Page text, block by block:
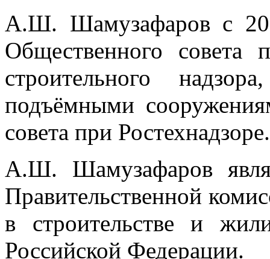
А.Ш. Шамузафаров с
Общественного совета
строительного
подъёмными
совета при Ростехнадзоре.
А.Ш. Шамузафаров
Правительственной
в строительстве и
Российской Федерации.